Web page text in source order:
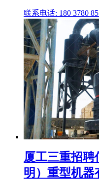
联系电话: 180 3780
厦工三重招
明）重型机器